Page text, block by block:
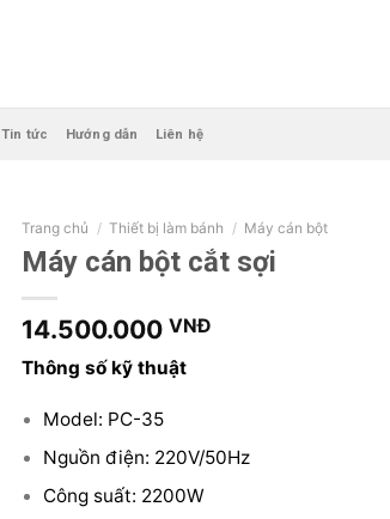
Tin tức Hướng dẫn Liên hệ
Trang chủ / Thiết bị làm bánh / Máy cán bột
Máy cán bột cắt sợi
14.500.000 VNĐ
Thông số kỹ thuật
Model: PC-35
Nguồn điện: 220V/50Hz
Công suất: 2200W